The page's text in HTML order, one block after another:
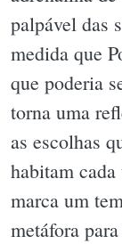
palpável das
medida que
que poderia
torna uma
as escolhas
habitam
marca um
metáfora